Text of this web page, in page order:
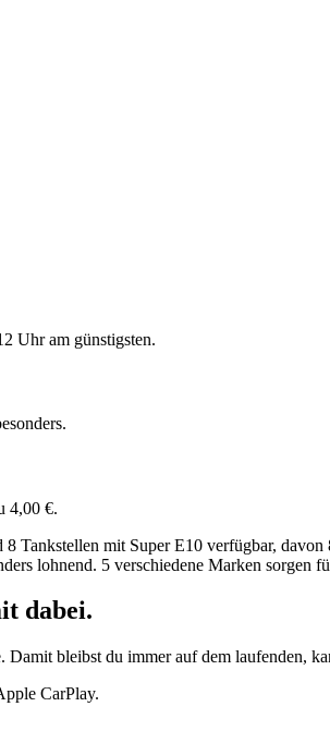
Uhr am günstigsten.
4,00 €.
Tankstellen mit Super E10 verfügbar,
lohnend. 5 verschiedene Marken
dabei.
bleibst du immer auf dem laufenden,
CarPlay.